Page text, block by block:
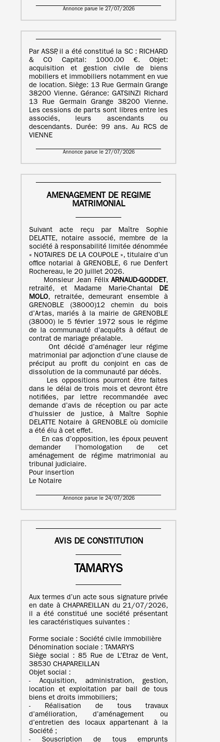
Annonce parue le 27/07/2026
Par ASSP, il a été constitué la SC : RICHARD
& CO Capital: 1000.00 €. Objet:
acquisition et gestion civile de biens
mobiliers et immobiliers notamment en vue
de location. Siège: 13 Rue Germain Grange
38200 Vienne. Gérance: GATSINZI Richard
13 Rue Germain Grange 38200 Vienne.
Les cessions de parts sont libres entre les
associés, leurs ascendants ou
descendants. Durée: 99 ans. Au RCS de
VIENNE
Annonce parue le 27/07/2026
AMENAGEMENT DE REGIME
MATRIMONIAL
Suivant acte reçu par Maître Sophie
DELATTE, notaire associé, membre de la
société à responsabilité limitée dénommée
« NOTAIRES DE LA COUPOLE », titulaire d’un
office notarial à GRENOBLE, 6 rue Denfert
Rochereau, le 20 juillet 2026.
Monsieur Jean FélixARNAUD-GODDET ,
retraité, et Madame Marie-Chantal DE
MOLO, retraitée, demeurant ensemble à
GRENOBLE (38000)12 chemin du bois
d’Artas, mariés à la mairie de GRENOBLE
(38000) le 5 février 1972 sous le régime
de la communauté d’acquêts à défaut de
contrat de mariage préalable.
Ont décidé d’aménager leur régime
matrimonial par adjonction d’une clause de
préciput au profit du conjoint en cas de
dissolution de la communauté par décès.
Les oppositions pourront être faites
dans le délai de trois mois et devront être
notifiées, par lettre recommandée avec
demande d’avis de réception ou par acte
d’huissier de justice, à Maître Sophie
DELATTE Notaire à GRENOBLE où domicile
a été élu à cet effet.
En cas d’opposition, les époux peuvent
demander l’homologation de cet
aménagement de régime matrimonial au
tribunal judiciaire.
Pour insertion
Le Notaire
Annonce parue le 24/07/2026
AVIS DE CONSTITUTION
TAMARYS
Aux termes d’un acte sous signature privée
en date à CHAPAREILLAN du 21/07/2026,
il a été constitué une société présentant
les caractéristiques suivantes :
Forme sociale : Société civile immobilière
Dénomination sociale : TAMARYS
Siège social : 85 Rue de L’Etraz de Vent,
38530 CHAPAREILLAN
Objet social :
- Acquisition, administration, gestion,
location et exploitation par bail de tous
biens et droits immobiliers;
- Réalisation de tous travaux
d’amélioration, d’aménagement ou
d’entretien des locaux appartenant à la
Société ;
- Souscription de tous emprunts